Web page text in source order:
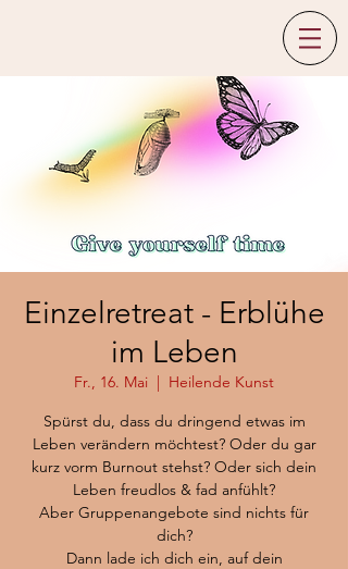
Einzelretreat - Erblühe
im Leben
Fr., 16. Mai
  |
Heilende Kunst
Spürst du, dass du dringend etwas im
Leben verändern möchtest? Oder du gar
kurz vorm Burnout stehst? Oder sich dein
Leben freudlos & fad anfühlt?
Aber Gruppenangebote sind nichts für
dich?
Dann lade ich dich ein, auf dein